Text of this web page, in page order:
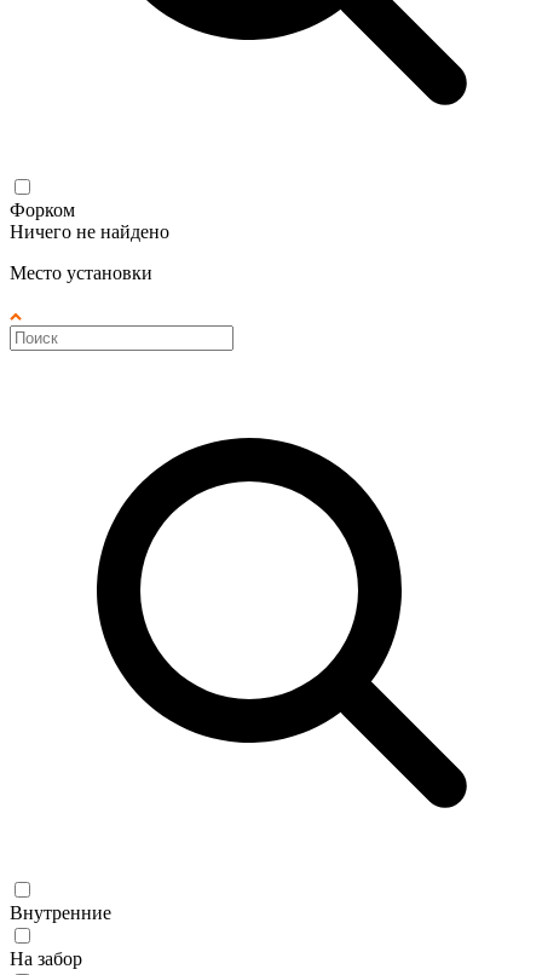
Форком
Ничего не найдено
Место установки
Внутренние
На забор